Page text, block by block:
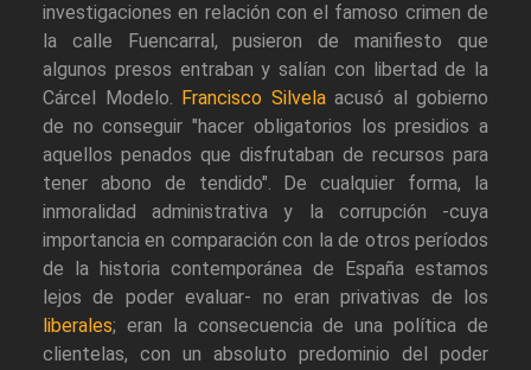
investigaciones en relación con el famoso crimen de
la calle Fuencarral, pusieron de manifiesto que
algunos presos entraban y salían con libertad de la
Cárcel Modelo. Francisco Silvelaacusó al gobierno
de no conseguir "hacer obligatorios los presidios a
aquellos penados que disfrutaban de recursos para
tener abono de tendido". De cualquier forma, la
inmoralidad administrativa y la corrupción -cuya
importancia en comparación con la de otros períodos
de la historia contemporánea de España estamos
lejos de poder evaluar- no eran privativas de los
liberales; eran la consecuencia de una política de
clientelas, con un absoluto predominio del poder